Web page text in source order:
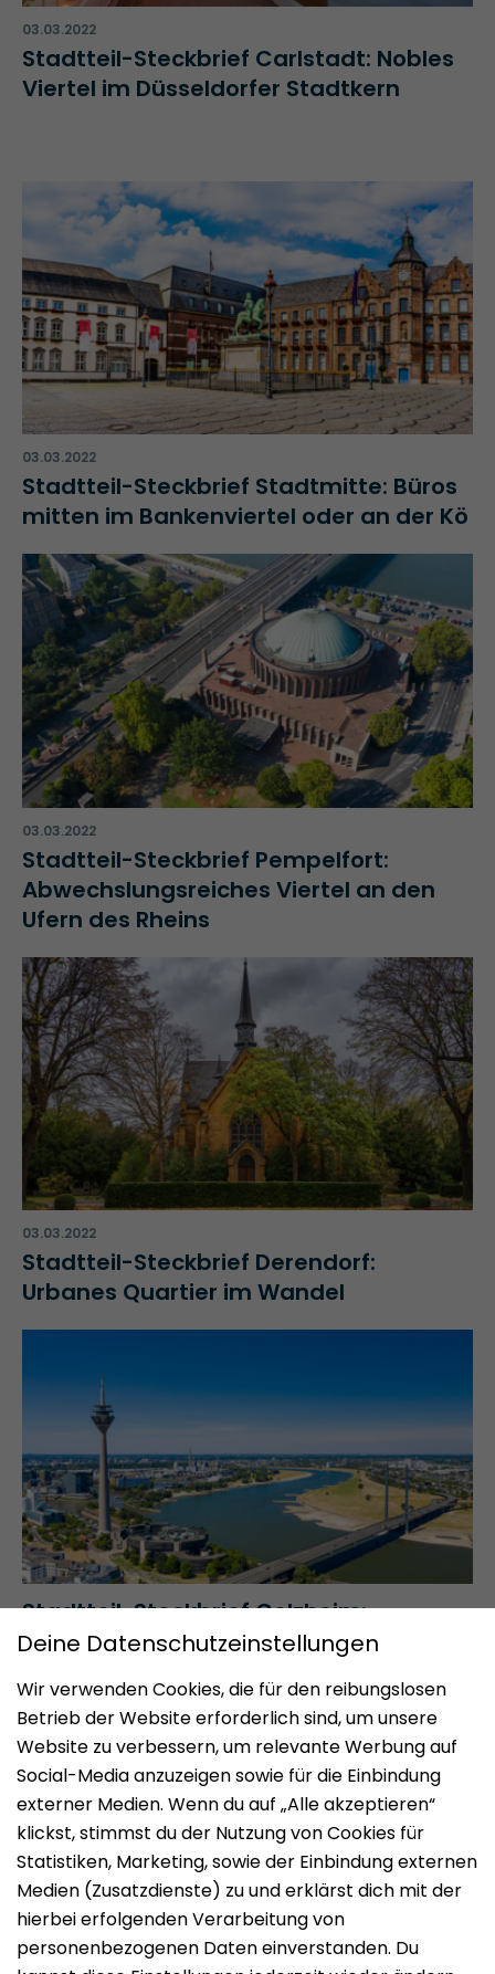
03.03.2022
Stadtteil-Steckbrief Carlstadt: Nobles
Viertel im Düsseldorfer Stadtkern
03.03.2022
Stadtteil-Steckbrief Stadtmitte: Büros
mitten im Bankenviertel oder an der Kö
03.03.2022
Stadtteil-Steckbrief Pempelfort:
Abwechslungsreiches Viertel an den
Ufern des Rheins
03.03.2022
Stadtteil-Steckbrief Derendorf:
Urbanes Quartier im Wandel
Stadtteil-Steckbrief Golzheim:
Florierendes Quartier am Rhein
Impressum
Datenschutz
Nutzungsbedingungen